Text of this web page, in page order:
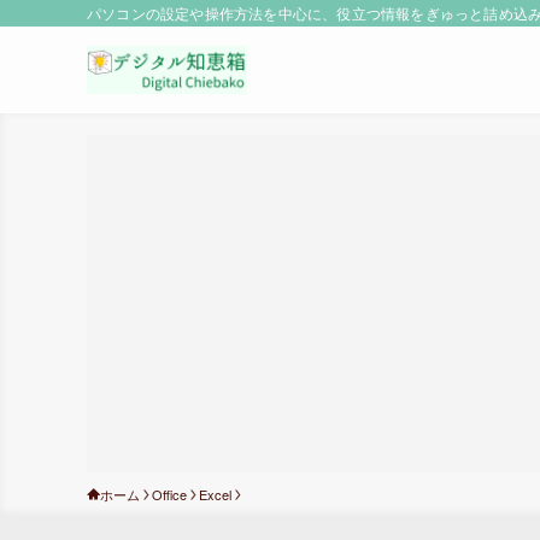
パソコンの設定や操作方法を中心に、役立つ情報をぎゅっと詰め込
ホーム Office Excel